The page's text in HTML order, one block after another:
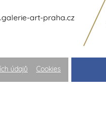
art-praha.cz
údajů Cookies